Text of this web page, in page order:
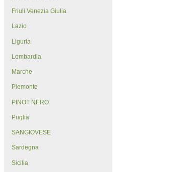
Friuli Venezia Giulia
Lazio
Liguria
Lombardia
Marche
Piemonte
PINOT NERO
Puglia
SANGIOVESE
Sardegna
Sicilia